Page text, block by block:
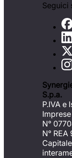
Seguici
S.p.a.
P.IVA e
N°
N° REA